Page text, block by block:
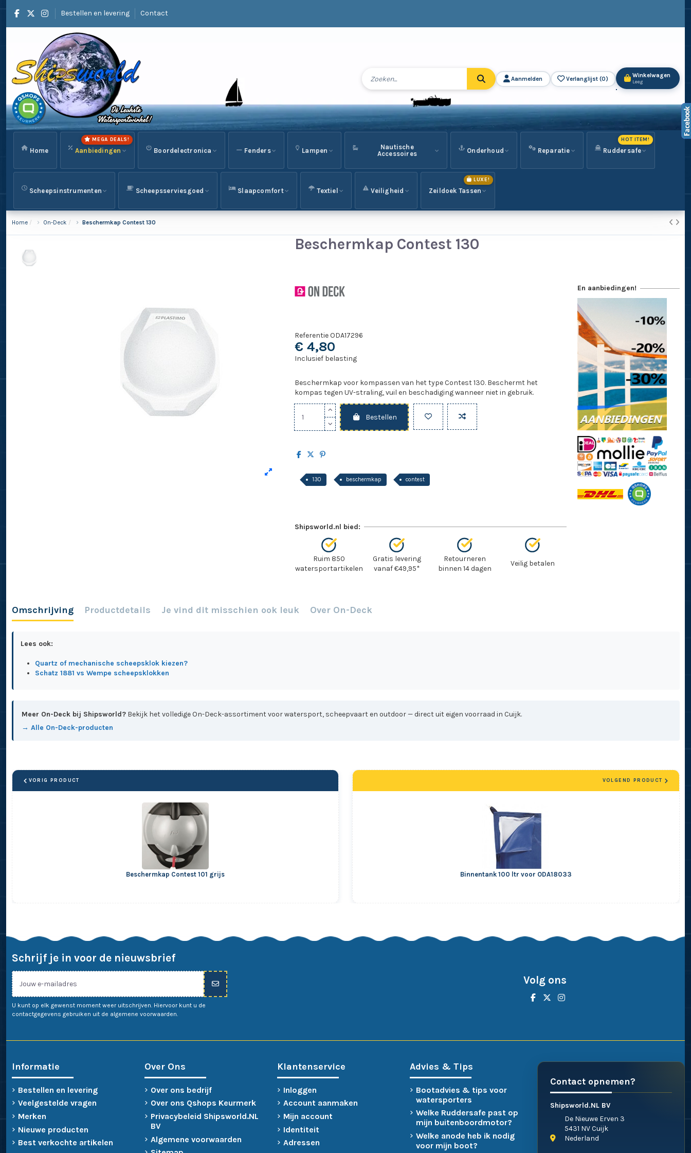
Bestellen en levering Contact
Aanmelden Verlanglijst (0) Winkelwagen
Leeg
Home Aanbiedingen
MEGA DEALS!
Boordelectronica Fenders Lampen
Nautische
Accessoires
Onderhoud Reparatie Ruddersafe
HOT ITEM!
Scheepsinstrumenten Scheepsserviesgoed Slaapcomfort Textiel Veiligheid Zeildoek Tassen
LUXE!
Home On-Deck Beschermkap Contest 130
Beschermkap Contest 130
Referentie ODA17296
€ 4,80
Inclusief belasting
Beschermkap voor kompassen van het type Contest 130. Beschermt het
kompas tegen UV-straling, vuil en beschadiging wanneer niet in gebruik.
Bestellen
130 beschermkap contest
Shipsworld.nl bied:
Ruim 850
watersportartikelen
Gratis levering
vanaf €49,95*
Retourneren
binnen 14 dagen
Veilig betalen
En aanbiedingen!
Omschrijving Productdetails Je vind dit misschien ook leuk Over On-Deck
Lees ook:
Quartz of mechanische scheepsklok kiezen?
Schatz 1881 vs Wempe scheepsklokken
Meer On-Deck bij Shipsworld? Bekijk het volledige On-Deck-assortiment voor watersport, scheepvaart en outdoor — direct uit eigen voorraad in Cuijk.
→ Alle On-Deck-producten
VORIG PRODUCT
Beschermkap Contest 101 grijs Binnentank 100 ltr voor ODA18033
VOLGEND PRODUCT
Schrijf je in voor de nieuwsbrief
U kunt op elk gewenst moment weer uitschrijven. Hiervoor kunt u de
contactgegevens gebruiken uit de algemene voorwaarden.
Volg ons
Informatie
Bestellen en levering
Veelgestelde vragen
Merken
Nieuwe producten
Best verkochte artikelen
Over Ons
Over ons bedrijf
Over ons Qshops Keurmerk
Privacybeleid Shipsworld.NL
BV
Algemene voorwaarden
Klantenservice
Inloggen
Account aanmaken
Mijn account
Identiteit
Adressen
Advies & Tips
Bootadvies & tips voor
watersporters
Welke Ruddersafe past op
mijn buitenboordmotor?
Welke anode heb ik nodig
voor mijn boot?
Contact opnemen?
Shipsworld.NL BV
De Nieuwe Erven 3
5431 NV Cuijk
Nederland